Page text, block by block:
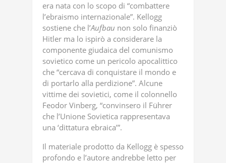
era nata con lo scopo di “combattere
l’ebraismo internazionale”. Kellogg
sostiene che l’Aufbau non solo finanziò
Hitler ma lo ispirò a considerare la
componente giudaica del comunismo
sovietico come un pericolo apocalittico
che “cercava di conquistare il mondo e
di portarlo alla perdizione”. Alcune
vittime dei sovietici, come il colonnello
Feodor Vinberg, “convinsero il Führer
che l’Unione Sovietica rappresentava
una ‘dittatura ebraica’”.
Il materiale prodotto da Kellogg è spesso
profondo e l’autore andrebbe letto per